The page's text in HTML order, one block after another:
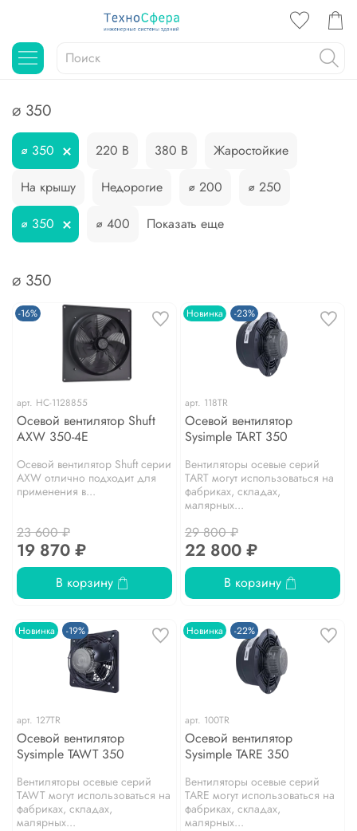
⌀ 350
⌀ 350 220 В 380 В
Жаростойкие
На крышу
Недорогие ⌀ 200
⌀ 250
⌀ 350
⌀ 400 Показать еще
⌀ 350
-16%
арт. НС-1128855
Осевой вентилятор Shuft
AXW 350-4E
Осевой вентилятор Shuft серии
AXW отлично подходит для
применения в...
23 600 ₽
19 870 ₽
В корзину
Новинка -23%
арт. 118TR
Осевой вентилятор
Sysimple TART 350
Вентиляторы осевые серий
TART могут использоваться на
фабриках, складах,
малярных...
29 800 ₽
22 800 ₽
В корзину
Новинка -19%
арт. 127TR
Осевой вентилятор
Sysimple TAWT 350
Вентиляторы осевые серий
TAWT могут использоваться на
фабриках, складах,
малярных...
Новинка -22%
арт. 100TR
Осевой вентилятор
Sysimple TARE 350
Вентиляторы осевые серий
TARE могут использоваться на
фабриках, складах,
малярных...